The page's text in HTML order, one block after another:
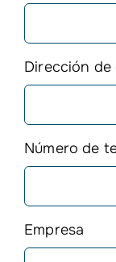
Dirección
Número de
Empresa